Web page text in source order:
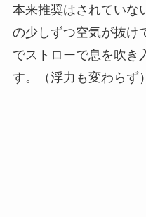
本来推奨はされていな
の少しずつ空気が抜け
でストローで息を吹き
す。（浮力も変わらず）